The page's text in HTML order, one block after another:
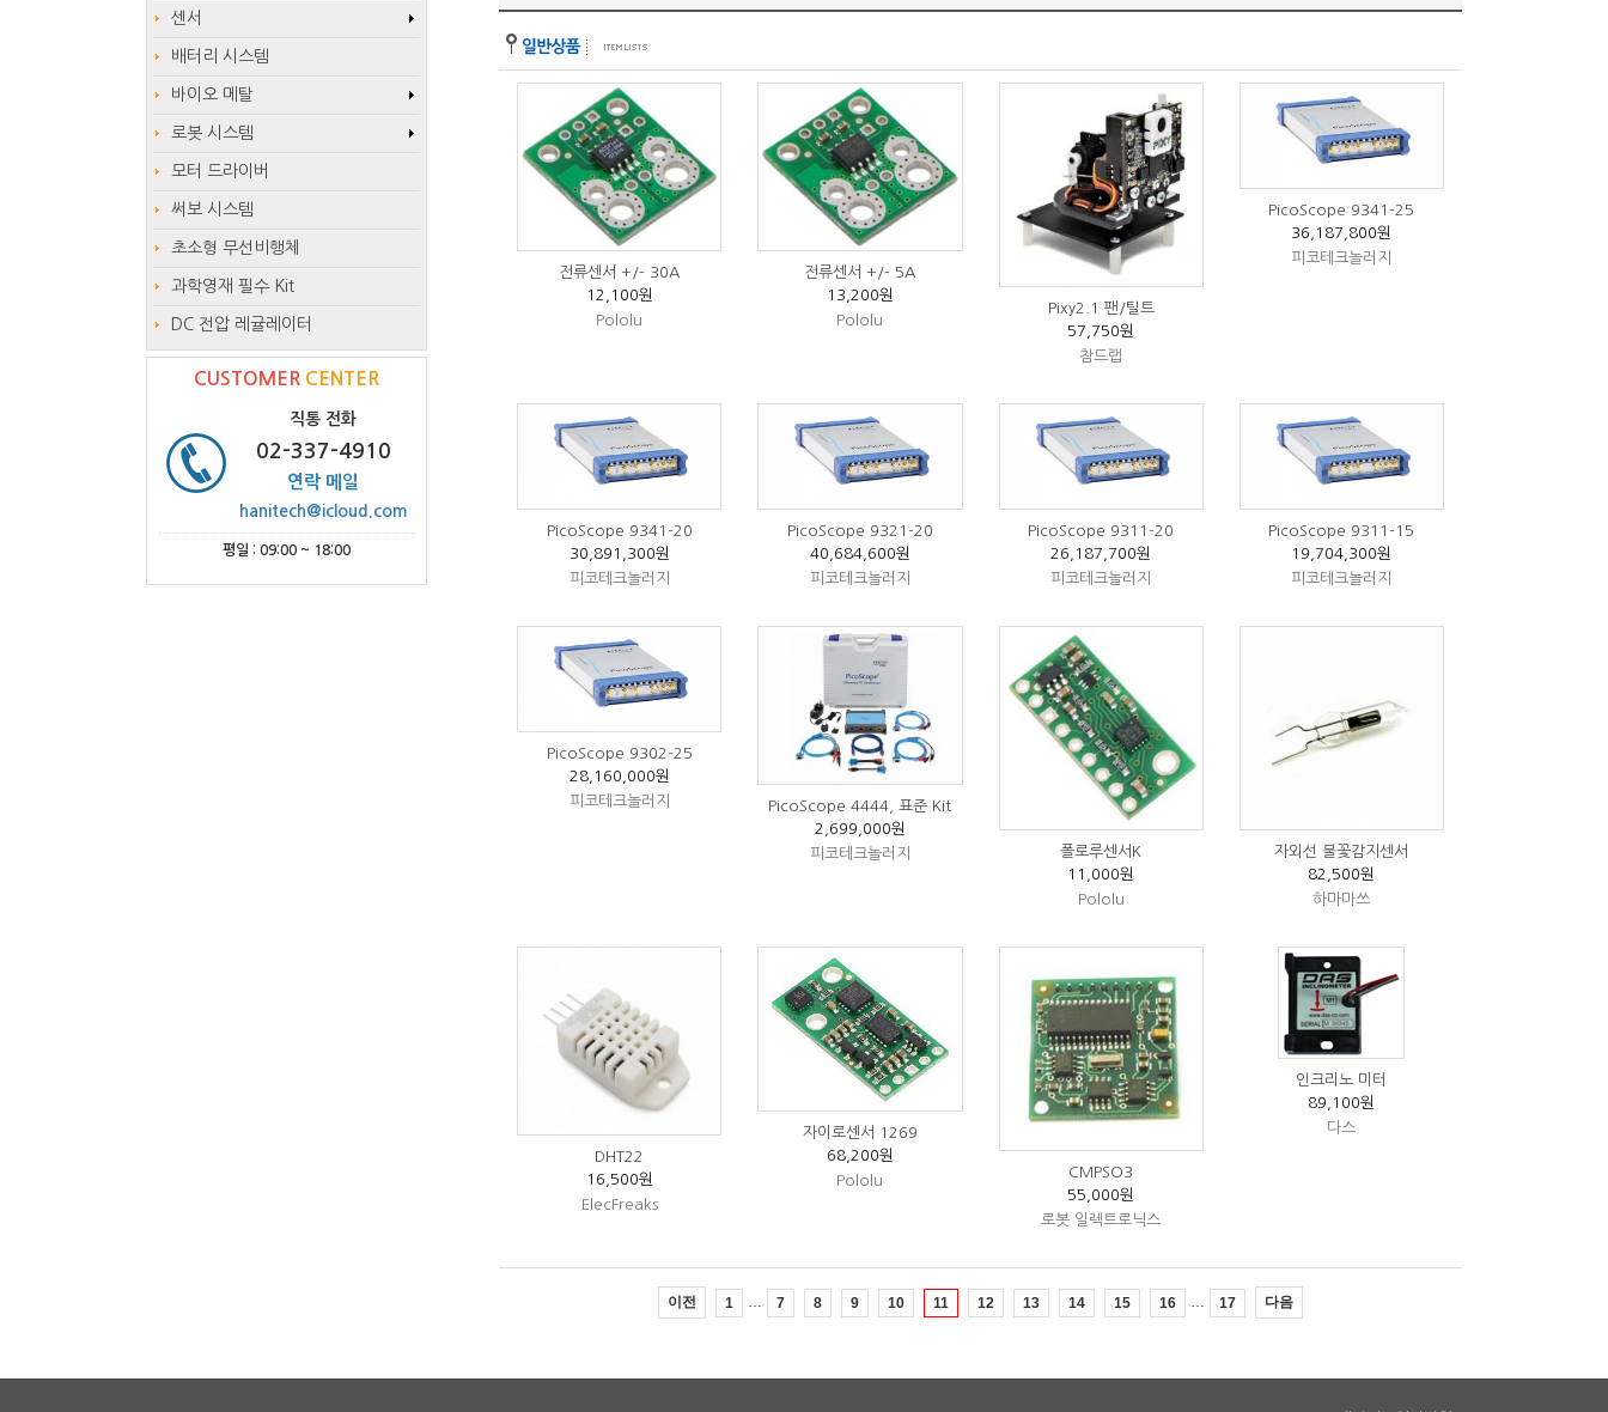
전류센서 +/- 30A
12,100원
Pololu
전류센서 +/- 5A
13,200원
Pololu
Pixy2.1 팬/틸트
57,750원
참드랩
PicoScope 9341-25
36,187,800원
피코테크놀러지
PicoScope 9341-20
30,891,300원
피코테크놀러지
PicoScope 9321-20
40,684,600원
피코테크놀러지
PicoScope 9311-20
26,187,700원
피코테크놀러지
PicoScope 9311-15
19,704,300원
피코테크놀러지
PicoScope 9302-25
28,160,000원
피코테크놀러지
PicoScope 4444, 표준 Kit
2,699,000원
피코테크놀러지
폴로루센서K
11,000원
Pololu
자외선 불꽃감지센서
82,500원
하마마쓰
DHT22
16,500원
ElecFreaks
자이로센서 1269
68,200원
Pololu
CMPSO3
55,000원
로봇 일렉트로닉스
인크리노 미터
89,100원
다스
이전 1 … 7 8 9 10 11 12 13 14 15 16 … 17 다음
센서
배터리 시스템
바이오 메탈
로봇 시스템
모터 드라이버
써보 시스템
초소형 무선비행체
과학영재 필수 Kit
DC 전압 레귤레이터
CUSTOMER CENTER
직통 전화
02-337-4910
연락 메일
hanitech@icloud.com
평일 : 09:00 ~ 18:00